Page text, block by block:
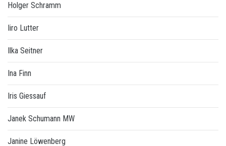
Holger Schramm
Iiro Lutter
Ilka Seitner
Ina Finn
Iris Giessauf
Janek Schumann MW
Janine Löwenberg